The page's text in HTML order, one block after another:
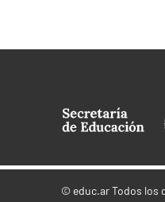
© educ.arTodos los